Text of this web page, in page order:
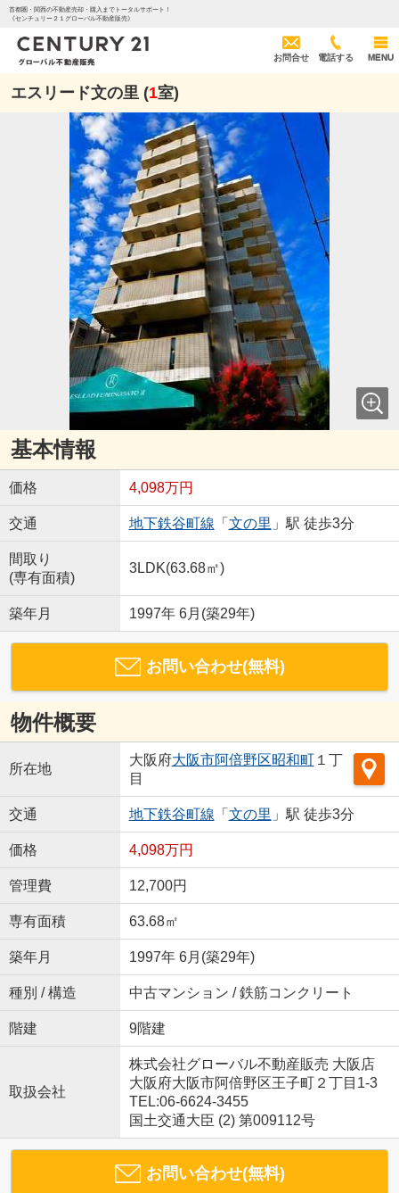
首都圏・関西の不動産売却・購入までトータルサポート！
《センチュリー２１グローバル不動産販売》
お問合せ 電話する MENU
エスリード文の里 (1室)
基本情報
価格 4,098万円
交通 地下鉄谷町線 「 文の里 」駅 徒歩3分
間取り
(専有面積)
3LDK(63.68㎡)
築年月 1997年 6月(築29年)
お問い合わせ(無料)
物件概要
所在地
大阪府大阪市阿倍野区昭和町１丁
目
交通 地下鉄谷町線 「 文の里 」駅 徒歩3分
価格 4,098万円
管理費 12,700円
専有面積 63.68㎡
築年月 1997年 6月(築29年)
種別 / 構造 中古マンション / 鉄筋コンクリート
階建 9階建
取扱会社
株式会社グローバル不動産販売 大阪店
大阪府大阪市阿倍野区王子町２丁目1-3
TEL:06-6624-3455
国土交通大臣 (2) 第009112号
お問い合わせ(無料)